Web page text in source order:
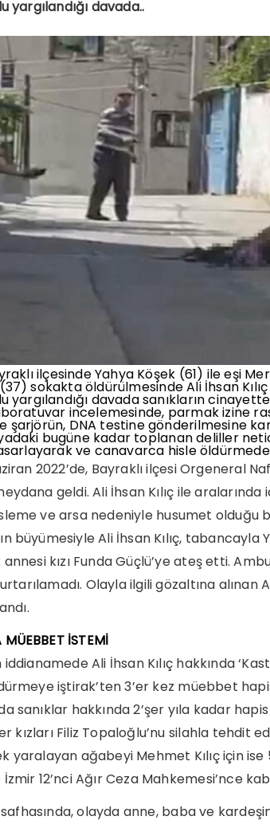
yargılandığı davada..
ilçesinde Yahya Köşek (61) ile eşi
sokakta öldürülmesinde Ali İhsan
yargılandığı davada sanıkların
incelemesinde, parmak izine
şarjörün, DNA testine gönderilmesine
bugüne kadar toplanan deliller
ve canavarca hisle
2022’de, Bayraklı ilçesi Orgeneral
geldi. Ali İhsan Kılıç ile
ve arsa nedeniyle husumet olduğu
büyümesiyle Ali İhsan Kılıç,
kızı Funda Güçlü’ye ateş etti.
Olayla ilgili gözaltına alınan
MÜEBBET İSTEMİ
iddianamede Ali İhsan Kılıç hakkında
iştirak’ten 3’er kez müebbet
sanıklar hakkında 2’şer yıla kadar
kızları Filiz Topaloğlu’nu silahla tehdit
yaralayan ağabeyi Mehmet Kılıç için
12’nci Ağır Ceza Mahkemesi’nce
olayda anne, baba ve